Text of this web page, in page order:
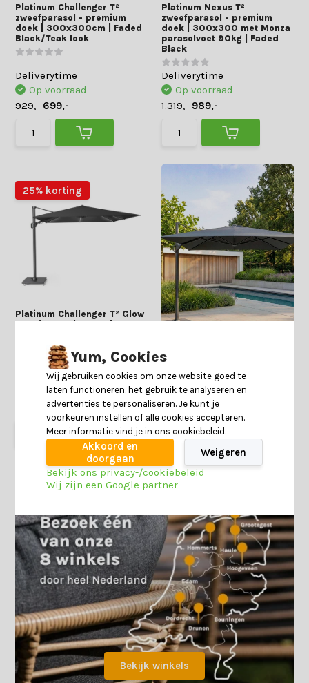
Platinum Challenger T²
zweefparasol - premium
doek | 300x300cm | Faded
Black/Teak look
Deliverytime
Op voorraad
929,- 699,-
Platinum Nexus T²
zweefparasol - premium
doek | 300x300 met Monza
parasolvoet 90kg | Faded
Black
Deliverytime
Op voorraad
1.319,- 989,-
25% korting
Platinum Challenger T² Glow
zweefparasol - premium
Deliverytime
Op voorraad
719,-
Start
keuzehulp
Bekijk winkels
Yum, Cookies
Wij gebruiken cookies om onze website goed te
laten functioneren, het gebruik te analyseren en
advertenties te personaliseren. Je kunt je
voorkeuren instellen of alle cookies accepteren.
Meer informatie vind je in ons cookiebeleid.
Akkoord en
doorgaan
Weigeren
Bekijk ons privacy-/cookiebeleid
Wij zijn een Google partner